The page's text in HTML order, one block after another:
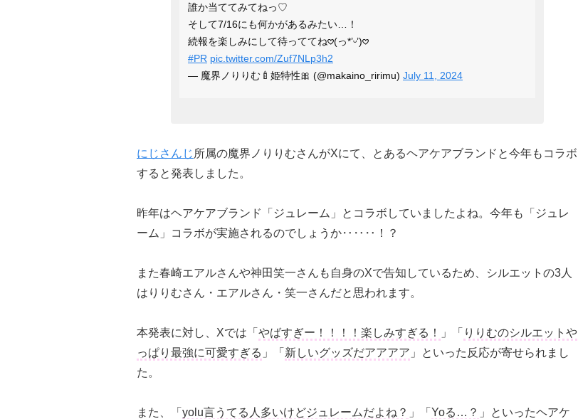
誰か当ててみてねっ♡
そして7/16にも何かがあるみたい…！
続報を楽しみにして待っててね𖹭(っ*’ᵕ’)𖹭
#PR pic.twitter.com/Zuf7NLp3h2
— 魔界ノりりむ🍼姫特性🎀 (@makaino_ririmu) July 11, 2024
にじさんじ 所属の魔界ノりりむさんがXにて、とあるヘアケアブランドと今年もコラボ
すると発表しました。
昨年はヘアケアブランド「ジュレーム」とコラボしていましたよね。今年も「ジュレ
ーム」コラボが実施されるのでしょうか‥‥‥！？
また春崎エアルさんや神田笑一さんも自身のXで告知しているため、シルエットの3人
はりりむさん・エアルさん・笑一さんだと思われます。
本発表に対し、Xでは「 やばすぎー！！！！楽しみすぎる！ 」「 りりむのシルエットや
っぱり最強に可愛すぎる 」「 新しいグッズだアアアア 」といった反応が寄せられまし
た。
また、「 yolu言うてる人多いけどジュレームだよね？ 」「 Yoる…？ 」といったヘアケ